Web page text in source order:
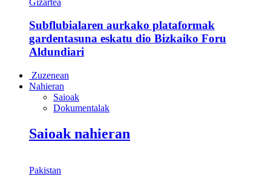
Subflubialaren aurkako plataformak
gardentasuna eskatu dio Bizkaiko Foru
Aldundiari
Zuzenean
Nahieran
Saioak
Dokumentalak
Saioak nahieran
Pakistan